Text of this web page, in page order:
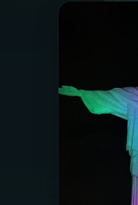
PROGRAMAÇÃO
PODCASTS